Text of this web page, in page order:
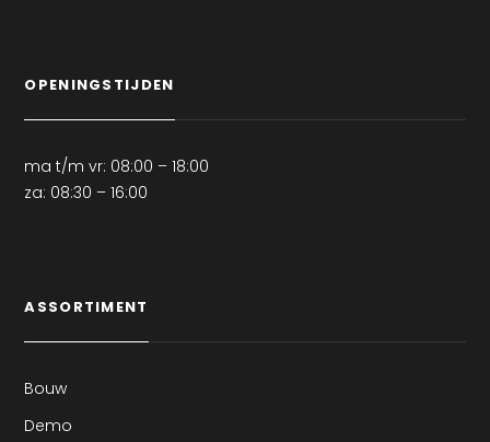
OPENINGSTIJDEN
ma t/m vr: 08:00 – 18:00
za: 08:30 – 16:00
ASSORTIMENT
Bouw
Demo